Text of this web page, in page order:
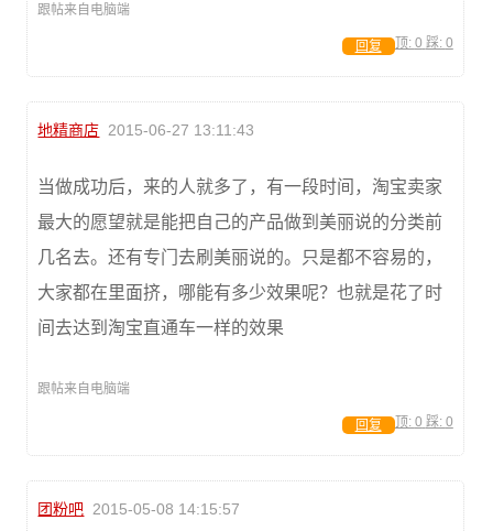
跟帖来自电脑端
顶: 0 踩: 0
回复
地精商店 2015-06-27 13:11:43
当做成功后，来的人就多了，有一段时间，淘宝卖家
最大的愿望就是能把自己的产品做到美丽说的分类前
几名去。还有专门去刷美丽说的。只是都不容易的，
大家都在里面挤，哪能有多少效果呢？也就是花了时
间去达到淘宝直通车一样的效果
跟帖来自电脑端
顶: 0 踩: 0
回复
团粉吧 2015-05-08 14:15:57